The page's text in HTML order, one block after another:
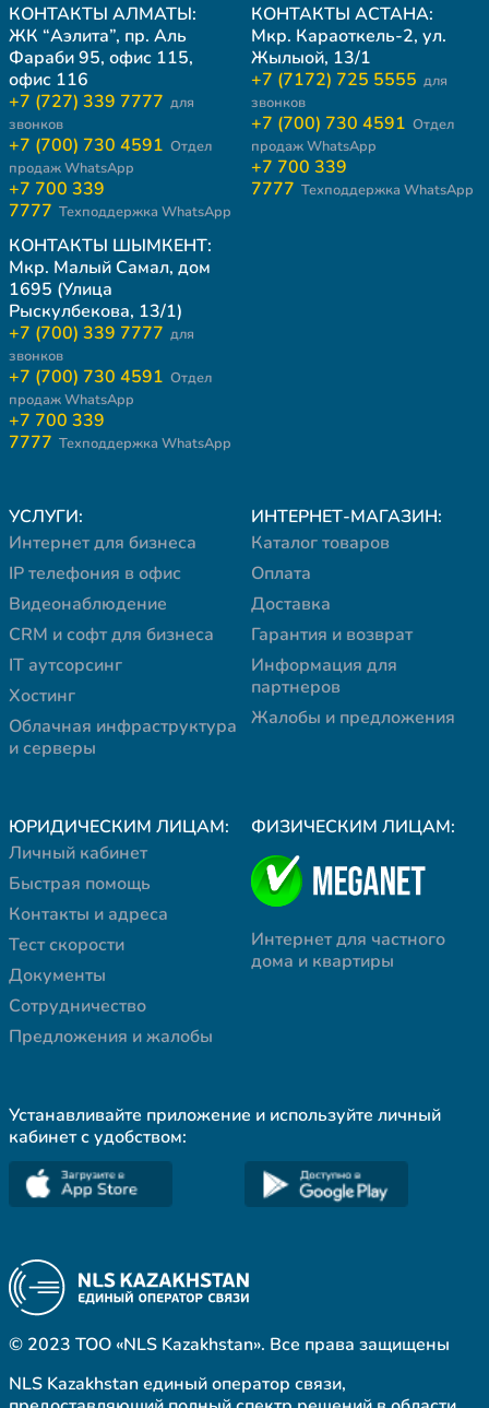
КОНТАКТЫ АЛМАТЫ:
ЖК “Аэлита”, пр. Аль
Фараби 95, офис 115,
офис 116
+7 (727) 339 7777 для
звонков
+7 (700) 730 4591 Отдел
продаж WhatsApp
+7 700 339
7777 Техподдержка WhatsApp
КОНТАКТЫ АСТАНА:
Мкр. Караоткель-2, ул.
Жылыой, 13/1
+7 (7172) 725 5555 для
звонков
+7 (700) 730 4591 Отдел
продаж WhatsApp
+7 700 339
7777 Техподдержка WhatsApp
КОНТАКТЫ ШЫМКЕНТ:
Мкр. Малый Самал, дом
1695 (Улица
Рыскулбекова, 13/1)
+7 (700) 339 7777 для
звонков
+7 (700) 730 4591 Отдел
продаж WhatsApp
+7 700 339
7777 Техподдержка WhatsApp
УСЛУГИ:
Интернет для бизнеса
IP телефония в офис
Видеонаблюдение
CRM и софт для бизнеса
IT аутсорсинг
Хостинг
Облачная инфраструктура
и серверы
ИНТЕРНЕТ-МАГАЗИН:
Каталог товаров
Оплата
Доставка
Гарантия и возврат
Информация для
партнеров
Жалобы и предложения
ЮРИДИЧЕСКИМ ЛИЦАМ:
Личный кабинет
Быстрая помощь
Контакты и адреса
Тест скорости
Документы
Сотрудничество
Предложения и жалобы
ФИЗИЧЕСКИМ ЛИЦАМ:
Интернет для частного
дома и квартиры
Устанавливайте приложение и используйте личный
кабинет с удобством:
© 2023 ТОО «NLS Kazakhstan». Все права защищены
NLS Kazakhstan единый оператор связи,